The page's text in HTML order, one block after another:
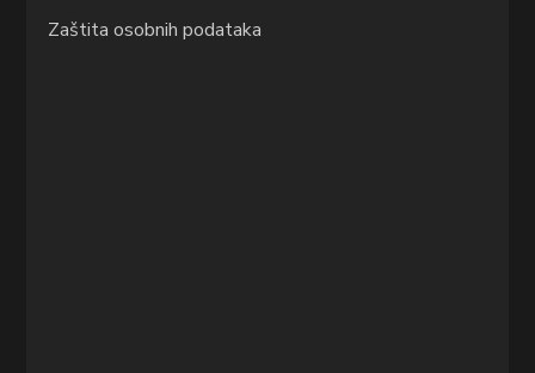
Zaštita osobnih podataka